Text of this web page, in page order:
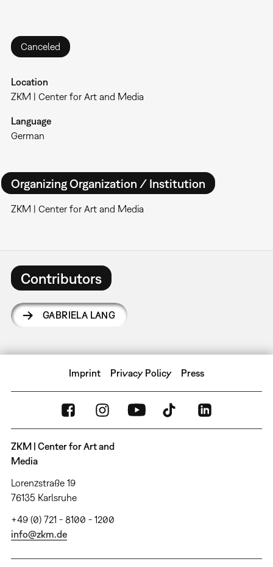
Canceled
Location
ZKM | Center for Art and Media
Language
German
Organizing Organization / Institution
ZKM | Center for Art and Media
Contributors
GABRIELA LANG
Imprint Privacy Policy Press
ZKM | Center for Art and
Media
Lorenzstraße 19
76135 Karlsruhe
+49 (0) 721 - 8100 - 1200
info@zkm.de